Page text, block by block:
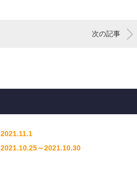
次の記事
2021.11.1
2021.10.25～2021.10.30